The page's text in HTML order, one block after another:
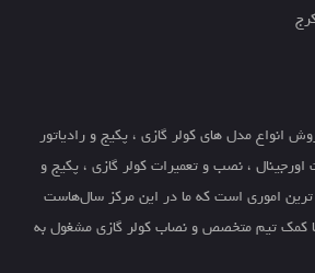
انواع مدل های کولر گازی ، پکیج و رادیاتور
، نصب و تعمیرات کولر گازی ، پکیج و
اموری است که ما در این مرکز سال‌هاست
کمک تیم متخصص و نصاب کولر گازی مشغول به